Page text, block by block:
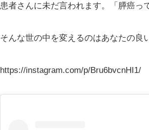
患者さんに未だ言われます。「膵癌っ
そんな世の中を変えるのはあなたの良
https://instagram.com/p/Bru6bvcnHI1/